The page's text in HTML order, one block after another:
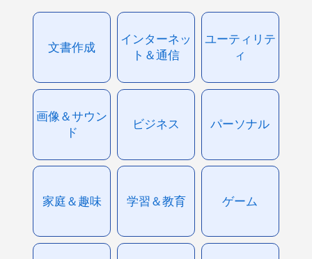
文書作成
インターネッ
ト＆通信
ユーティリテ
ィ
画像＆サウン
ド
ビジネス パーソナル
家庭＆趣味 学習＆教育 ゲーム